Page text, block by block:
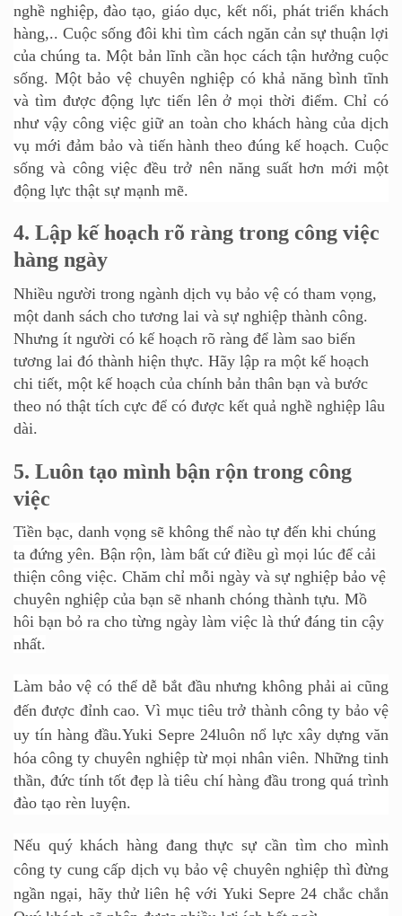
nghề nghiệp, đào tạo, giáo dục, kết nối, phát triển khách
hàng,.. Cuộc sống đôi khi tìm cách ngăn cản sự thuận lợi
của chúng ta. Một bản lĩnh cần học cách tận hưởng cuộc
sống. Một bảo vệ chuyên nghiệp có khả năng bình tĩnh
và tìm được động lực tiến lên ở mọi thời điểm. Chỉ có
như vậy công việc giữ an toàn cho khách hàng của dịch
vụ mới đảm bảo và tiến hành theo đúng kế hoạch. Cuộc
sống và công việc đều trở nên năng suất hơn mới một
động lực thật sự mạnh mẽ.
4. Lập kế hoạch rõ ràng trong công việc
hàng ngày
Nhiều người trong ngành dịch vụ bảo vệ có tham vọng,
một danh sách cho tương lai và sự nghiệp thành công.
Nhưng ít người có kế hoạch rõ ràng để làm sao biến
tương lai đó thành hiện thực. Hãy lập ra một kế hoạch
chi tiết, một kế hoạch của chính bản thân bạn và bước
theo nó thật tích cực để có được kết quả nghề nghiệp lâu
dài.
5. Luôn tạo mình bận rộn trong công
việc
Tiền bạc, danh vọng sẽ không thể nào tự đến khi chúng
ta đứng yên. Bận rộn, làm bất cứ điều gì mọi lúc để cải
thiện công việc. Chăm chỉ mỗi ngày và sự nghiệp bảo vệ
chuyên nghiệp của bạn sẽ nhanh chóng thành tựu. Mồ
hôi bạn bỏ ra cho từng ngày làm việc là thứ đáng tin cậy
nhất.
Làm bảo vệ có thể dễ bắt đầu nhưng không phải ai cũng
đến được đỉnh cao. Vì mục tiêu trở thành công ty bảo vệ
uy tín hàng đầu.Yuki Sepre 24luôn nổ lực xây dựng văn
hóa công ty chuyên nghiệp từ mọi nhân viên. Những tinh
thần, đức tính tốt đẹp là tiêu chí hàng đầu trong quá trình
đào tạo rèn luyện.
Nếu quý khách hàng đang thực sự cần tìm cho mình
công ty cung cấp dịch vụ bảo vệ chuyên nghiệp thì đừng
ngần ngại, hãy thử liên hệ với Yuki Sepre 24 chắc chắn